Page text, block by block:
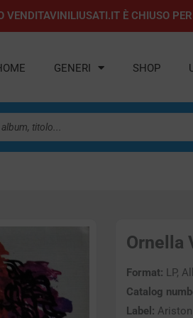
È CHIUSO
GENERI SHOP
Ornella
Format: LP,
Catalog
Label: